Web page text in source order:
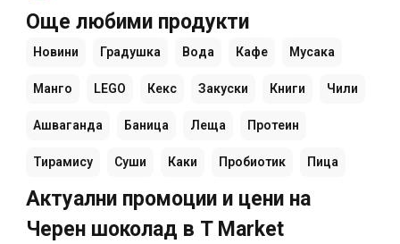
Още любими продукти
Новини Градушка Вода Кафе Мусака
Манго LEGO Кекс Закуски Книги Чили
Ашваганда Баница Леща Протеин
Тирамису Суши Каки Пробиотик Пица
Актуални промоции и цени на
Черен шоколад в T Market